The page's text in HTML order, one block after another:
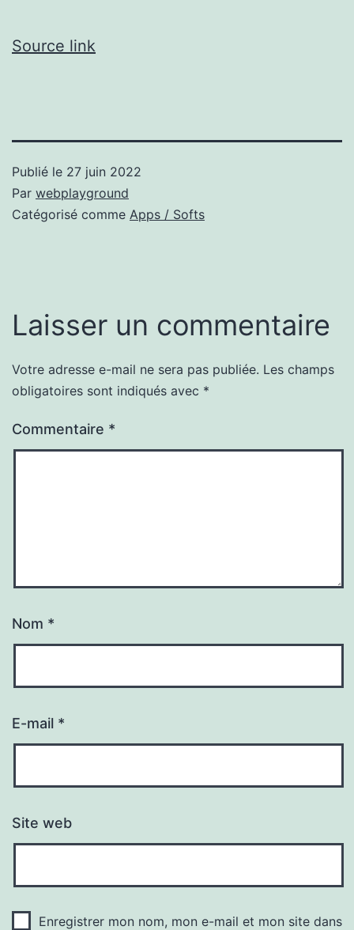
Source link
Publié le 27 juin 2022
Par webplayground
Catégorisé comme Apps / Softs
Laisser un commentaire
Votre adresse e-mail ne sera pas publiée. Les champs
obligatoires sont indiqués avec *
Commentaire *
Nom *
E-mail *
Site web
Enregistrer mon nom, mon e-mail et mon site dans